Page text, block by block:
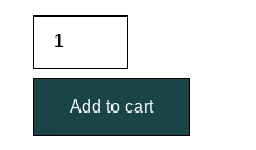
наливной
Нивелир-
Экспресс
20
Add to cart